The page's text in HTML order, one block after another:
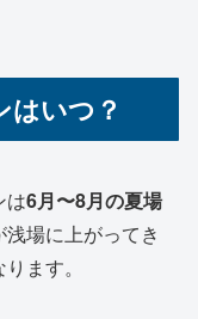
いつ？
は6月〜8月の夏場
場に上がってき
ます。